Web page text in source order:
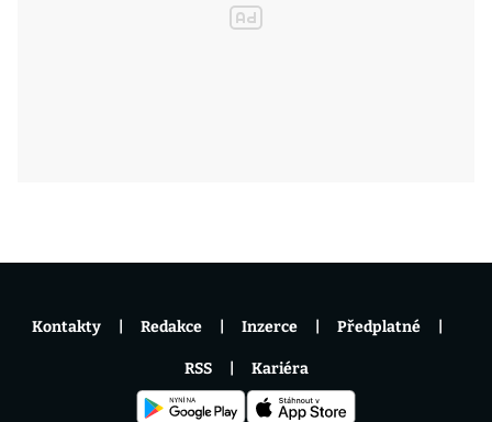
Kontakty Redakce Inzerce Předplatné
RSS Kariéra